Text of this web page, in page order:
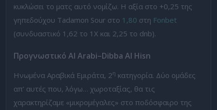
κυκλώσει το ματς αυτό νομίζω. Η αξία στο +0,25 της
γηπεδούχου Tadamon Sour στο 1,80 στη Fonbet
(συνδυαστικό 1,62 το 1Χ και 2,25 το dnb).
Προγνωστικό Al Arabi–Dibba Al Hisn
Ηνωμένα Αραβικά Εμιράτα, 2η κατηγορία. Δύο ομάδες
απ’ αυτές που, λόγω… χωροταξίας, θα τις
χαρακτηρίζαμε «μικρομέγαλες» στο ποδόσφαιρο της